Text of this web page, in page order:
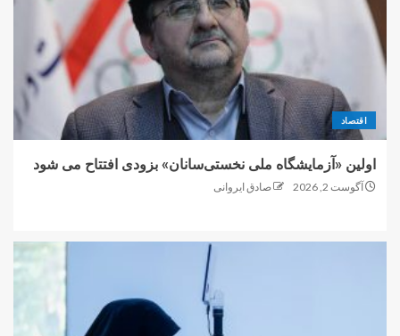
اقتصاد
اولین «آزمایشگاه ملی نخستی‌سانان» بزودی افتتاح می شود
آگوست 2, 2026 صادق ایروانی